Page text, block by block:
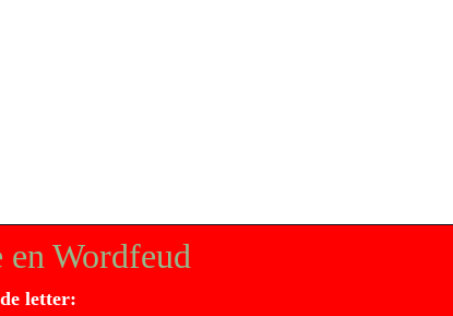
Wordfeud
letter: